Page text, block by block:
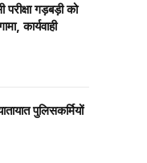
गड़बड़ी को
कार्यवाही
पुलिसकर्मियों